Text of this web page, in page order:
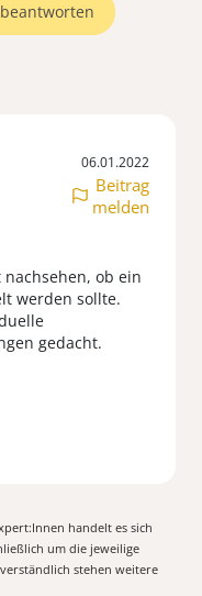
beantworten
06.01.2022
Beitrag
melden
ob ein
werden sollte.
gedacht.
handelt es sich
um die jeweilige
stehen weitere